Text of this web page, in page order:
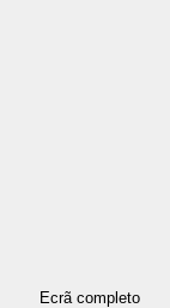
Ecrã completo